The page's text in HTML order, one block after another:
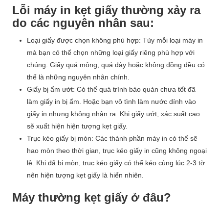
Lỗi máy in kẹt giấy thường xảy ra
do các nguyên nhân sau:
Loại giấy được chọn không phù hợp: Tùy mỗi loại máy in
mà bạn có thể chọn những loại giấy riêng phù hợp với
chúng. Giấy quá mỏng, quá dày hoặc không đồng đều có
thể là những nguyên nhân chính.
Giấy bị ẩm ướt: Có thể quá trình bảo quản chưa tốt đã
làm giấy in bị ẩm. Hoặc bạn vô tình làm nước dính vào
giấy in nhưng không nhận ra. Khi giấy ướt, xác suất cao
sẽ xuất hiện hiện tượng kẹt giấy.
Trục kéo giấy bị mòn: Các thành phần máy in có thể sẽ
hao mòn theo thời gian, trục kéo giấy in cũng không ngoại
lệ. Khi đã bị mòn, trục kéo giấy có thể kéo cùng lúc 2-3 tờ
nên hiện tượng kẹt giấy là hiển nhiên.
Máy thường kẹt giấy ở đâu?